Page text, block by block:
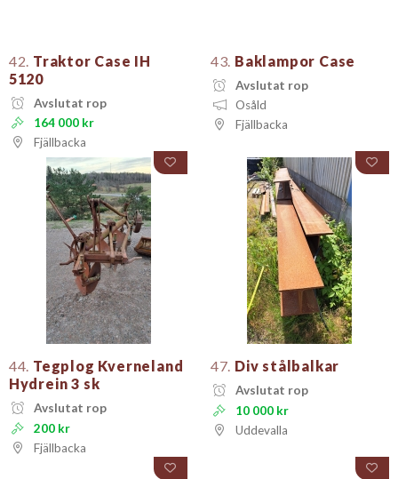
42. Traktor Case IH
5120
Avslutat rop
164 000 kr
Fjällbacka
43. Baklampor Case
Avslutat rop
Osåld
Fjällbacka
44. Tegplog Kverneland
Hydrein 3 sk
Avslutat rop
200 kr
Fjällbacka
47. Div stålbalkar
Avslutat rop
10 000 kr
Uddevalla